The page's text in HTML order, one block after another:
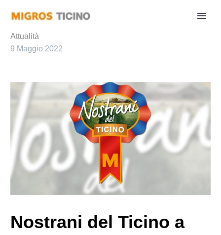
Attualità
9 Maggio 2022
Nostrani del Ticino a